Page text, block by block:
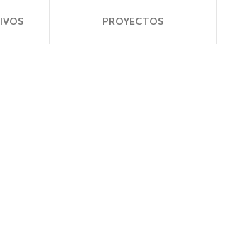
PROYECTOS